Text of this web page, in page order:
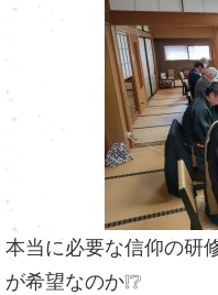
本当に必要な信仰の研
が希望なのか❕❔